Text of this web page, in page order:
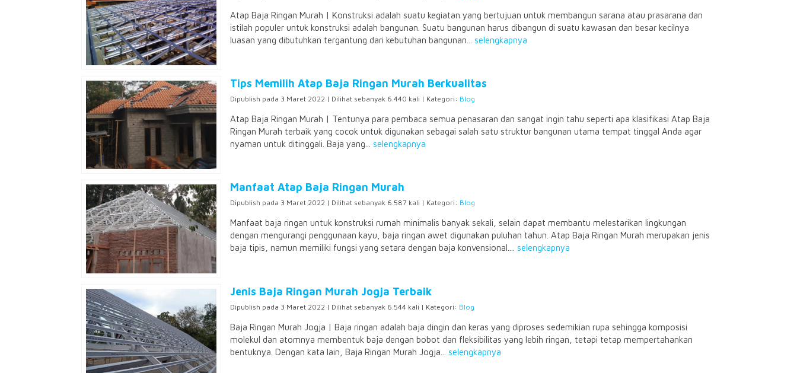
Atap Baja Ringan Murah | Konstruksi adalah suatu kegiatan yang bertujuan untuk membangun sarana atau prasarana dan
istilah populer untuk konstruksi adalah bangunan. Suatu bangunan harus dibangun di suatu kawasan dan besar kecilnya
luasan yang dibutuhkan tergantung dari kebutuhan bangunan... selengkapnya
Tips Memilih Atap Baja Ringan Murah Berkualitas
Dipublish pada 3 Maret 2022 | Dilihat sebanyak 6.440 kali | Kategori: Blog
Atap Baja Ringan Murah | Tentunya para pembaca semua penasaran dan sangat ingin tahu seperti apa klasifikasi Atap Baja
Ringan Murah terbaik yang cocok untuk digunakan sebagai salah satu struktur bangunan utama tempat tinggal Anda agar
nyaman untuk ditinggali. Baja yang... selengkapnya
Manfaat Atap Baja Ringan Murah
Dipublish pada 3 Maret 2022 | Dilihat sebanyak 6.587 kali | Kategori: Blog
Manfaat baja ringan untuk konstruksi rumah minimalis banyak sekali, selain dapat membantu melestarikan lingkungan
dengan mengurangi penggunaan kayu, baja ringan awet digunakan puluhan tahun. Atap Baja Ringan Murah merupakan jenis
baja tipis, namun memiliki fungsi yang setara dengan baja konvensional.... selengkapnya
Jenis Baja Ringan Murah Jogja Terbaik
Dipublish pada 3 Maret 2022 | Dilihat sebanyak 6.544 kali | Kategori: Blog
Baja Ringan Murah Jogja | Baja ringan adalah baja dingin dan keras yang diproses sedemikian rupa sehingga komposisi
molekul dan atomnya membentuk baja dengan bobot dan fleksibilitas yang lebih ringan, tetapi tetap mempertahankan
bentuknya. Dengan kata lain, Baja Ringan Murah Jogja... selengkapnya